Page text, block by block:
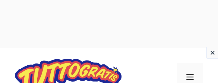
contenuto
Menu